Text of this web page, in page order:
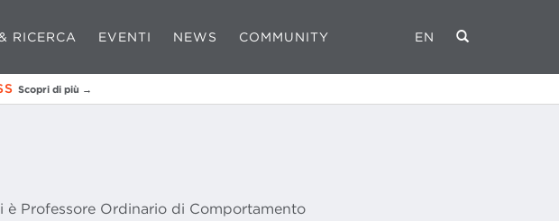
RICERCA EVENTI NEWS COMMUNITY EN
Scopri di più →
è Professore Ordinario di Comportamento